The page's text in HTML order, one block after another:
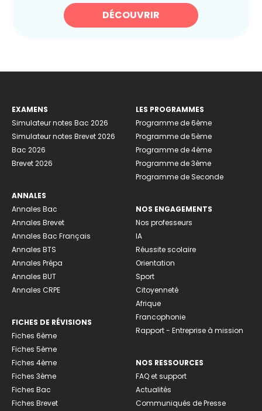
DÉCOUVRIR
EXAMENS
Simulateur notes Bac 2026
Simulateur notes Brevet 2026
Bac 2026
Brevet 2026
ANNALES
Annales Bac
Annales Brevet
Annales Bac Français
Annales BTS
Annales Prépa
Annales BUT
Annales CRPE
FICHES DE RÉVISIONS
Fiches 6ème
Fiches 5ème
Fiches 4ème
Fiches 3ème
Fiches Bac
Fiches Brevet
LES PROGRAMMES
Programme de 6ème
Programme de 5ème
Programme de 4ème
Programme de 3ème
Programme de Seconde
NOS ENGAGEMENTS
Nos professeurs
IA
Réussite scolaire
Orientation
Sport
Citoyenneté
Afrique
Francophonie
Rapport - Entreprise à mission
NOS RESSOURCES
FAQ et support
Actualités
Communiqués de Presse